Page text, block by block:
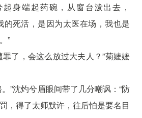
起身端起药碗，从窗台泼出去，
的死活，是因为太医在场，我也是
”
罪了，会这么放过大夫人？”菊嬷嬷
”沈灼兮眉眼间带了几分嘲讽：“防
，得了太师默许，往后怕是要名目